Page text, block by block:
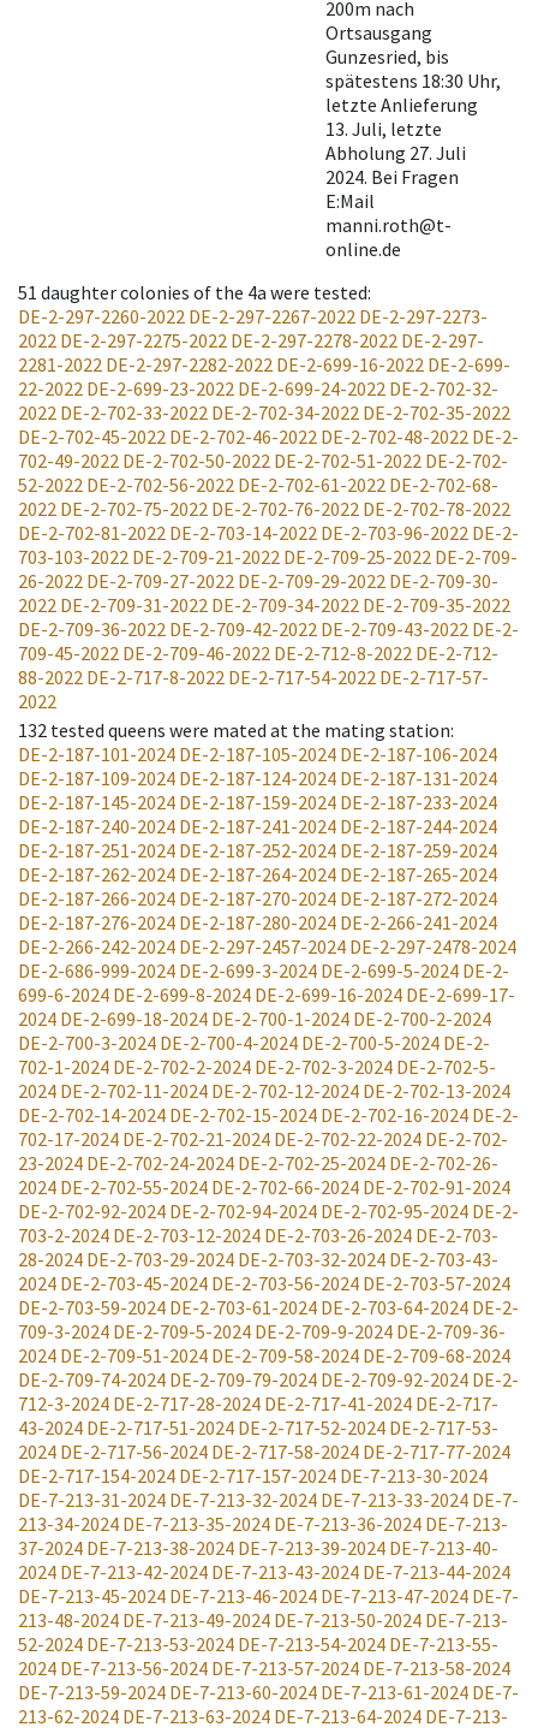
200m nach
Ortsausgang
Gunzesried, bis
spätestens 18:30 Uhr,
letzte Anlieferung
13. Juli, letzte
Abholung 27. Juli
2024. Bei Fragen
E:Mail
manni.roth@t-
online.de
51 daughter colonies of the 4a were tested:
DE-2-297-2260-2022 DE-2-297-2267-2022 DE-2-297-2273-
2022 DE-2-297-2275-2022 DE-2-297-2278-2022 DE-2-297-
2281-2022 DE-2-297-2282-2022 DE-2-699-16-2022 DE-2-699-
22-2022 DE-2-699-23-2022 DE-2-699-24-2022 DE-2-702-32-
2022 DE-2-702-33-2022 DE-2-702-34-2022 DE-2-702-35-2022
DE-2-702-45-2022 DE-2-702-46-2022 DE-2-702-48-2022 DE-2-
702-49-2022 DE-2-702-50-2022 DE-2-702-51-2022 DE-2-702-
52-2022 DE-2-702-56-2022 DE-2-702-61-2022 DE-2-702-68-
2022 DE-2-702-75-2022 DE-2-702-76-2022 DE-2-702-78-2022
DE-2-702-81-2022 DE-2-703-14-2022 DE-2-703-96-2022 DE-2-
703-103-2022 DE-2-709-21-2022 DE-2-709-25-2022 DE-2-709-
26-2022 DE-2-709-27-2022 DE-2-709-29-2022 DE-2-709-30-
2022 DE-2-709-31-2022 DE-2-709-34-2022 DE-2-709-35-2022
DE-2-709-36-2022 DE-2-709-42-2022 DE-2-709-43-2022 DE-2-
709-45-2022 DE-2-709-46-2022 DE-2-712-8-2022 DE-2-712-
88-2022 DE-2-717-8-2022 DE-2-717-54-2022 DE-2-717-57-
2022
132 tested queens were mated at the mating station:
DE-2-187-101-2024 DE-2-187-105-2024 DE-2-187-106-2024
DE-2-187-109-2024 DE-2-187-124-2024 DE-2-187-131-2024
DE-2-187-145-2024 DE-2-187-159-2024 DE-2-187-233-2024
DE-2-187-240-2024 DE-2-187-241-2024 DE-2-187-244-2024
DE-2-187-251-2024 DE-2-187-252-2024 DE-2-187-259-2024
DE-2-187-262-2024 DE-2-187-264-2024 DE-2-187-265-2024
DE-2-187-266-2024 DE-2-187-270-2024 DE-2-187-272-2024
DE-2-187-276-2024 DE-2-187-280-2024 DE-2-266-241-2024
DE-2-266-242-2024 DE-2-297-2457-2024 DE-2-297-2478-2024
DE-2-686-999-2024 DE-2-699-3-2024 DE-2-699-5-2024 DE-2-
699-6-2024 DE-2-699-8-2024 DE-2-699-16-2024 DE-2-699-17-
2024 DE-2-699-18-2024 DE-2-700-1-2024 DE-2-700-2-2024
DE-2-700-3-2024 DE-2-700-4-2024 DE-2-700-5-2024 DE-2-
702-1-2024 DE-2-702-2-2024 DE-2-702-3-2024 DE-2-702-5-
2024 DE-2-702-11-2024 DE-2-702-12-2024 DE-2-702-13-2024
DE-2-702-14-2024 DE-2-702-15-2024 DE-2-702-16-2024 DE-2-
702-17-2024 DE-2-702-21-2024 DE-2-702-22-2024 DE-2-702-
23-2024 DE-2-702-24-2024 DE-2-702-25-2024 DE-2-702-26-
2024 DE-2-702-55-2024 DE-2-702-66-2024 DE-2-702-91-2024
DE-2-702-92-2024 DE-2-702-94-2024 DE-2-702-95-2024 DE-2-
703-2-2024 DE-2-703-12-2024 DE-2-703-26-2024 DE-2-703-
28-2024 DE-2-703-29-2024 DE-2-703-32-2024 DE-2-703-43-
2024 DE-2-703-45-2024 DE-2-703-56-2024 DE-2-703-57-2024
DE-2-703-59-2024 DE-2-703-61-2024 DE-2-703-64-2024 DE-2-
709-3-2024 DE-2-709-5-2024 DE-2-709-9-2024 DE-2-709-36-
2024 DE-2-709-51-2024 DE-2-709-58-2024 DE-2-709-68-2024
DE-2-709-74-2024 DE-2-709-79-2024 DE-2-709-92-2024 DE-2-
712-3-2024 DE-2-717-28-2024 DE-2-717-41-2024 DE-2-717-
43-2024 DE-2-717-51-2024 DE-2-717-52-2024 DE-2-717-53-
2024 DE-2-717-56-2024 DE-2-717-58-2024 DE-2-717-77-2024
DE-2-717-154-2024 DE-2-717-157-2024 DE-7-213-30-2024
DE-7-213-31-2024 DE-7-213-32-2024 DE-7-213-33-2024 DE-7-
213-34-2024 DE-7-213-35-2024 DE-7-213-36-2024 DE-7-213-
37-2024 DE-7-213-38-2024 DE-7-213-39-2024 DE-7-213-40-
2024 DE-7-213-42-2024 DE-7-213-43-2024 DE-7-213-44-2024
DE-7-213-45-2024 DE-7-213-46-2024 DE-7-213-47-2024 DE-7-
213-48-2024 DE-7-213-49-2024 DE-7-213-50-2024 DE-7-213-
52-2024 DE-7-213-53-2024 DE-7-213-54-2024 DE-7-213-55-
2024 DE-7-213-56-2024 DE-7-213-57-2024 DE-7-213-58-2024
DE-7-213-59-2024 DE-7-213-60-2024 DE-7-213-61-2024 DE-7-
213-62-2024 DE-7-213-63-2024 DE-7-213-64-2024 DE-7-213-